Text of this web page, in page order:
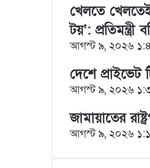
খেলতে খেলতেই
টয়’: প্রতিমন্ত্রী
আগস্ট ৯, ২০২৬
দেশে প্রাইভেট
আগস্ট ৯, ২০২৬
জামায়াতের
আগস্ট ৯, ২০২৬